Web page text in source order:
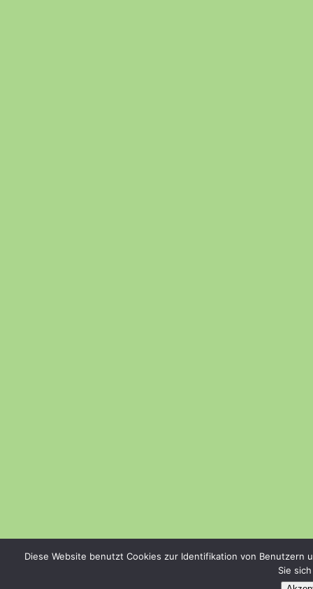
Diese Website benutzt Cookies zur Identifikation von
Sie